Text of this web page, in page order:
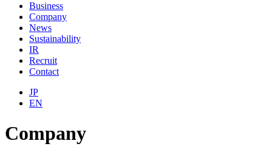
Business
Company
News
Sustainability
IR
Recruit
Contact
JP
EN
Company